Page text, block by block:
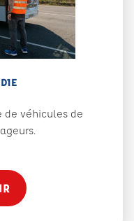
de véhicules de